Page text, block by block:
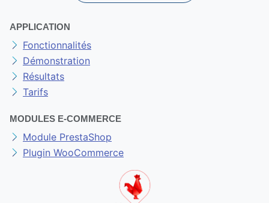
APPLICATION
Fonctionnalités
Démonstration
Résultats
Tarifs
MODULES E-COMMERCE
Module PrestaShop
Plugin WooCommerce